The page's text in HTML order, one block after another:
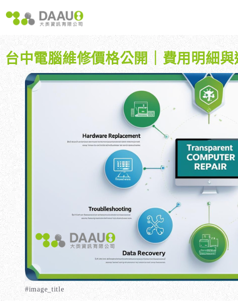
至
內
容
大奧獨家 AISEO矩陣系統｜SEO自動化輕鬆佈局關鍵字
八大專業SEO服務：網站流量快速成長
SEO 救星：你的網站沒有自然流量嗎？
專業SEO撰寫：提升網站SEO自然排序
維基百科：提升品牌形象與SEO的雙贏策略
網站系統開發：打造高效能業務需求的網站
如何開始 SEO？新手指南
SEO 的定義與基本概念
SEO 的運作原理
SEO 的重要性：為什麼企業需要它？
什麼是白帽SEO、灰帽SEO與黑帽SEO？
我們提供哪些 SEO
如何知道哪些服務
SEO 優化的具體
台中電腦維修價格公開｜費用明細
#image_title